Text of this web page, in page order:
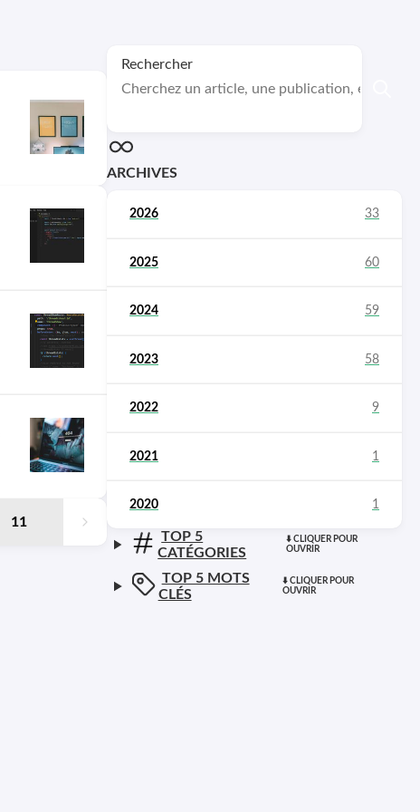
Rechercher
ARCHIVES
2026 33
2025 60
2024 59
2023 58
2022 9
2021 1
2020 1
TOP 5
CATÉGORIES
TOP 5 MOTS
CLÉS
11